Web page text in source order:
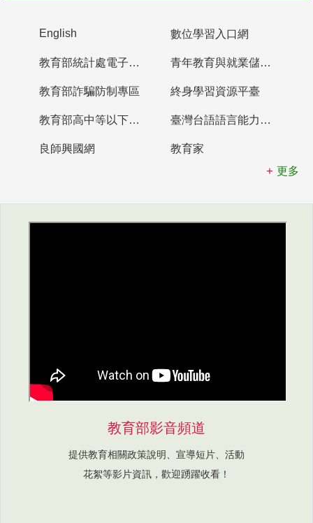
English 數位學習入口網
教育部統計處電子書櫃 青年教育與就業儲蓄帳戶
教育部詐騙防制專區 終身學習資源平臺
教育部高中等以下學校及幼兒園教師資格檢定考試 臺灣台語語言能力認證網站
良師興國網
教育家
更多
教育部影音頻道
提供教育相關政策說明、宣導短片、活動
花絮等影片資訊，歡迎踴躍收看！